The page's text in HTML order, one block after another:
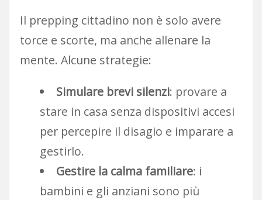
Il prepping cittadino non è solo avere
torce e scorte, ma anche allenare la
mente. Alcune strategie:
Simulare brevi silenzi: provare a
stare in casa senza dispositivi accesi
per percepire il disagio e imparare a
gestirlo.
Gestire la calma familiare: i
bambini e gli anziani sono più